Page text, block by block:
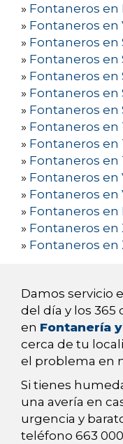
» Fontaneros en
» Fontaneros en
» Fontaneros en
» Fontaneros en
» Fontaneros en
» Fontaneros en
» Fontaneros en
» Fontaneros en
» Fontaneros en
» Fontaneros en
» Fontaneros en
» Fontaneros en
» Fontaneros en
» Fontaneros en
» Fontaneros en
Damos servicio
del día y los 365
en Fontanería
cerca de tu
el problema en
Si tienes
una avería en
urgencia y
teléfono 663